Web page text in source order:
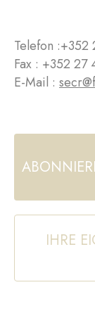
Telefon :+352
Fax : +352 27
E-Mail :
IHRE